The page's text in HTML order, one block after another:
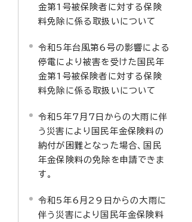
金第1号被保険者に対する保険
料免除に係る取扱いについて
令和5年台風第6号の影響による
停電により被害を受けた国民年
金第1号被保険者に対する保険
料免除に係る取扱いについて
令和5年7月7日からの大雨に伴
う災害により国民年金保険料の
納付が困難となった場合、国民
年金保険料の免除を申請できま
す。
令和5年6月29日からの大雨に
伴う災害により国民年金保険料